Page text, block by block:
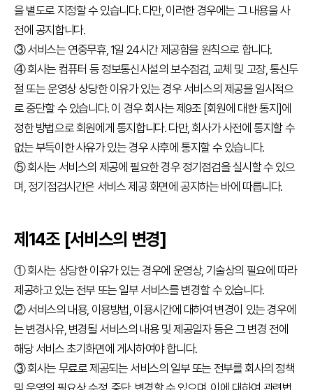
을 별도로 지정할 수 있습니다. 다만, 이러한 경우에는 그 내용을 사
전에 공지합니다.
③ 서비스는 연중무휴, 1일 24시간 제공함을 원칙으로 합니다.
④ 회사는 컴퓨터 등 정보통신시설의 보수점검, 교체 및 고장, 통신두
절 또는 운영상 상당한 이유가 있는 경우 서비스의 제공을 일시적으
로 중단할 수 있습니다. 이 경우 회사는 제9조 [회원에 대한 통지]에
정한 방법으로 회원에게 통지합니다. 다만, 회사가 사전에 통지할 수
없는 부득이한 사유가 있는 경우 사후에 통지할 수 있습니다.
⑤ 회사는 서비스의 제공에 필요한 경우 정기점검을 실시할 수 있으
며, 정기점검시간은 서비스 제공 화면에 공지하는 바에 따릅니다.
제14조 [서비스의 변경]
① 회사는 상당한 이유가 있는 경우에 운영상, 기술상의 필요에 따라
제공하고 있는 전부 또는 일부 서비스를 변경할 수 있습니다.
② 서비스의 내용, 이용방법, 이용시간에 대하여 변경이 있는 경우에
는 변경사유, 변경될 서비스의 내용 및 제공일자 등은 그 변경 전에
해당 서비스 초기화면에 게시하여야 합니다.
③ 회사는 무료로 제공되는 서비스의 일부 또는 전부를 회사의 정책